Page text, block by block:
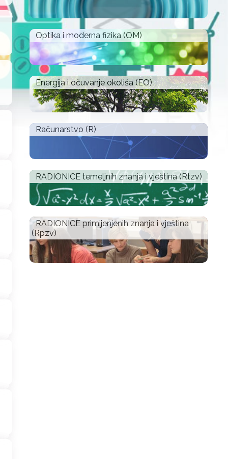
Optika i moderna fizika (OM)
Energija i očuvanje okoliša (EO)
Računarstvo (R)
RADIONICE temeljnih znanja i vještina (Rtzv)
RADIONICE primijenjenih znanja i vještina
(Rpzv)